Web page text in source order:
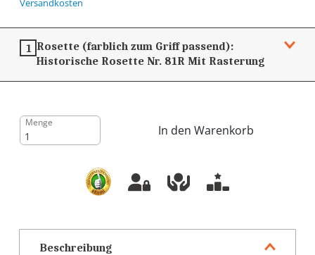
Versandkosten
1 Rosette (farblich zum Griff passend):
Historische Rosette Nr. 81R Mit Rasterung
Menge
In den Warenkorb
Beschreibung